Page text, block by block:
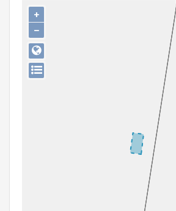
Gebeurtenis
Persoon of collectief
Downloads
+
−